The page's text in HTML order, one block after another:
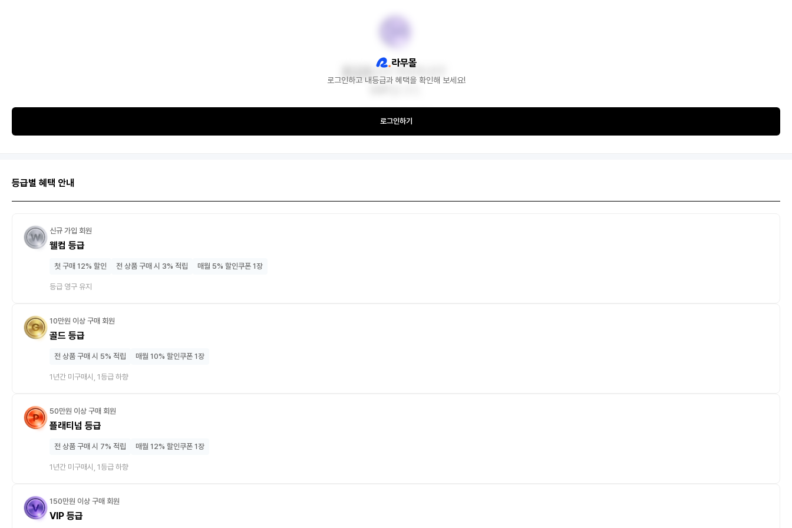
로그인하고 내등급과 혜택을 확인해 보세요!
로그인하기
등급별 혜택 안내
신규 가입 회원
웰컴 등급
첫 구매 12% 할인 전 상품 구매 시 3% 적립 매월 5% 할인쿠폰 1장
등급 영구 유지
10만원 이상 구매 회원
골드 등급
전 상품 구매 시 5% 적립 매월 10% 할인쿠폰 1장
1년간 미구매시, 1등급 하향
50만원 이상 구매 회원
플래티넘 등급
전 상품 구매 시 7% 적립 매월 12% 할인쿠폰 1장
1년간 미구매시, 1등급 하향
150만원 이상 구매 회원
VIP 등급